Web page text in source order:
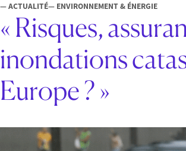
— ACTUALITÉ— ENVIRONNEMENT & ÉNERGIE
« Risques,
inondations
Europe ? »